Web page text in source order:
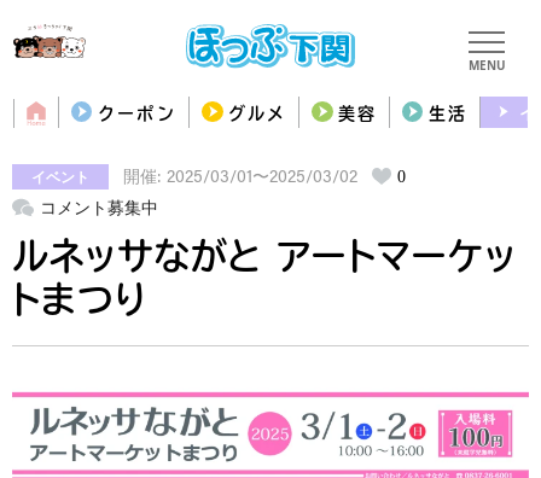
MENU
クーポン グルメ 美容 生活
イベント 開催: 2025/03/01〜2025/03/02
0
コメント募集中
ルネッサながと アートマーケッ
トまつり